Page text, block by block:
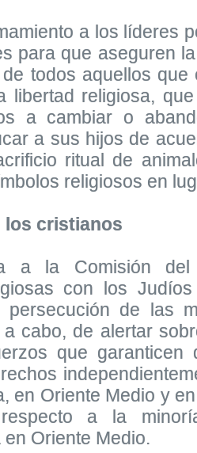
a los líderes
para que aseguren
todos aquellos
libertad religiosa,
a cambiar o
a sus hijos de
ritual de
religiosos en
los cristianos
a la Comisión
con los
persecución de las
cabo, de alertar
que garanticen
en Oriente Medio y
respecto a la
Oriente Medio.